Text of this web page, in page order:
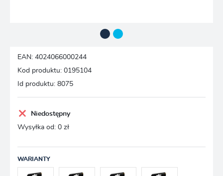
EAN: 4024066000244
Kod produktu: 0195104
Id produktu: 8075
Niedostępny
Wysyłka od: 0 zł
WARIANTY